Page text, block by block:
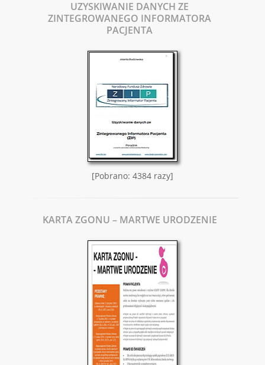
UZYSKIWANIE DANYCH ZE
ZINTEGROWANEGO INFORMATORA
PACJENTA
[Pobrano: 4384 razy]
KARTA ZGONU – MARTWE URODZENIE